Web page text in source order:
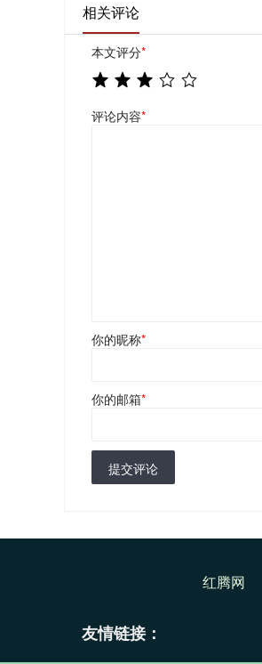
相关评论
本文评分*
评论内容*
你的昵称*
你的邮箱*
提交评论
红腾网
友情链接：